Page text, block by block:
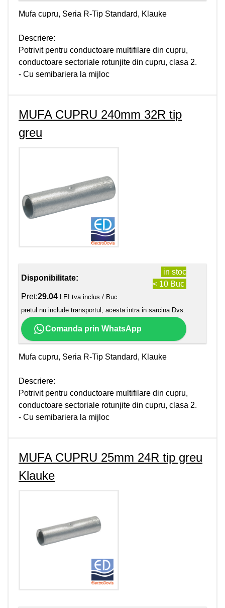
Mufa cupru, Seria R-Tip Standard, Klauke
Descriere:
Potrivit pentru conductoare multifilare din cupru,
conductoare sectoriale rotunjite din cupru, clasa 2.
- Cu semibariera la mijloc
MUFA CUPRU 240mm 32R tip
greu
Disponibilitate:
in stoc
< 10 Buc
Pret:29.04 LEI tva inclus / Buc
pretul nu include transportul, acesta intra in sarcina Dvs.
Comanda prin WhatsApp
Mufa cupru, Seria R-Tip Standard, Klauke
Descriere:
Potrivit pentru conductoare multifilare din cupru,
conductoare sectoriale rotunjite din cupru, clasa 2.
- Cu semibariera la mijloc
MUFA CUPRU 25mm 24R tip greu
Klauke